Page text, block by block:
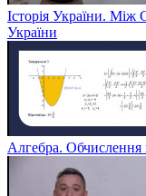
Історія України. Між
України
Алгебра.